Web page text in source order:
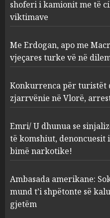
2
3
Emri/
shoferi i kamionit me të
viktimave
Me Erdogan, apo me
vjeçares turke vë në
Konkurrenca për turistët
zjarrvënie në Vlorë,
Emri/ U dhunua se
të komshiut, denoncuesit
bimë narkotike!
Ambasada amerikane:
mund t’i shpëtonte së
gjetëm